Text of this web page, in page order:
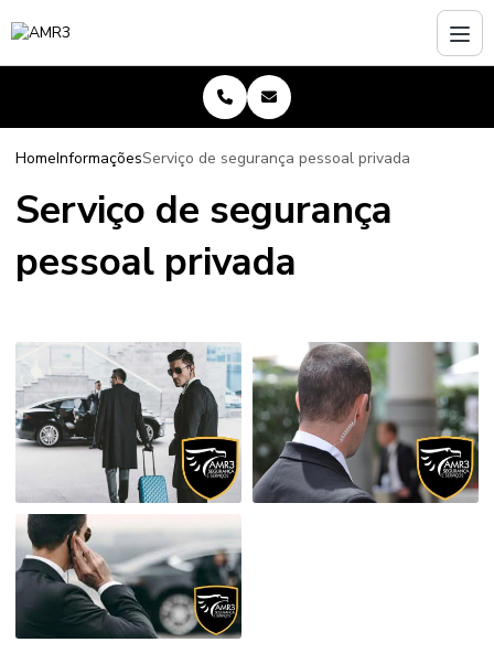
HomeInformaçõesServiço de segurança pessoal privada
Serviço de segurança
pessoal privada